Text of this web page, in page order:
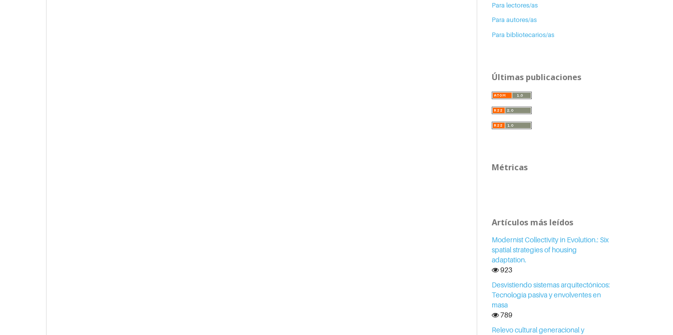
Para lectores/as
Para autores/as
Para bibliotecarios/as
Últimas publicaciones
Métricas
Artículos más leídos
Modernist Collectivity in Evolution.: Six
spatial strategies of housing
adaptation.
923
Desvistiendo sistemas arquitectónicos:
Tecnología pasiva y envolventes en
masa
789
Relevo cultural generacional y